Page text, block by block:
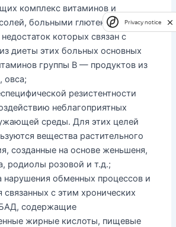
комплекс витаминов и
больными глютеновой
которых связан с
диеты этих больных основных
группы В — продуктов из
овса;
резистентности
неблагоприятных
среды. Для этих целей
вещества растительного
созданные на основе женьшеня,
родиолы розовой и т.д.;
нарушения обменных процессов и
связанных с этим хронических
содержащие
жирные кислоты, пищевые
Privacy notice